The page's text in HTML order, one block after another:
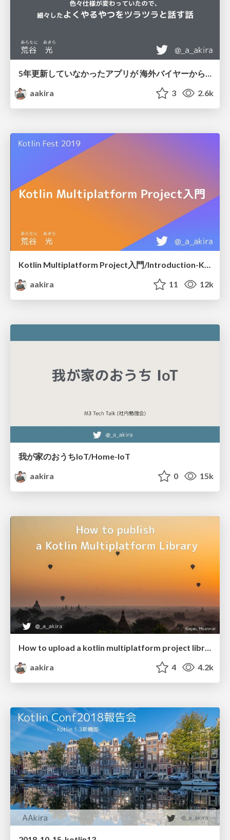
5年更新していなかったアプリが 海外バイヤーから数万ドルで 買収されそうになったので、 久しぶりにアプリを更新しようと思ったら 色々仕様が変わっていたので、 細々したよくやるやつをツラツラと話す話/RecentlyAndroidFunctions
aakira
3 2.6k
Kotlin Multiplatform Project入門/Introduction-Kotlin-MPP
aakira
11 12k
我が家のおうちIoT/Home-IoT
aakira
0 15k
How to upload a kotlin multiplatform project library.
aakira
4 4.2k